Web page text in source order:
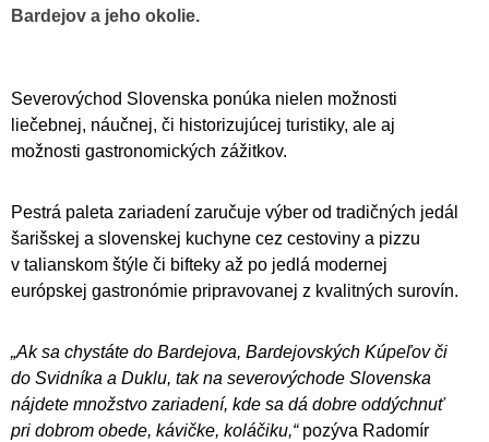
Bardejov a jeho okolie.
Severovýchod Slovenska ponúka nielen možnosti
liečebnej, náučnej, či historizujúcej turistiky, ale aj
možnosti gastronomických zážitkov.
Pestrá paleta zariadení zaručuje výber od tradičných jedál
šarišskej a slovenskej kuchyne cez cestoviny a pizzu
v talianskom štýle či bifteky až po jedlá modernej
európskej gastronómie pripravovanej z kvalitných surovín.
„Ak sa chystáte do Bardejova, Bardejovských Kúpeľov či
do Svidníka a Duklu, tak na severovýchode Slovenska
nájdete množstvo zariadení, kde sa dá dobre oddýchnuť
pri dobrom obede, kávičke, koláčiku,“pozýva Radomír